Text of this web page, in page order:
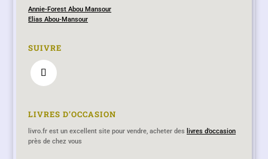
Annie-Forest Abou Mansour
Elias Abou-Mansour
SUIVRE
LIVRES D’OCCASION
livro.fr est un excellent site pour vendre, acheter des livres d’occasion
près de chez vous